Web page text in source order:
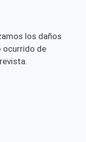
los daños
ocurrido de